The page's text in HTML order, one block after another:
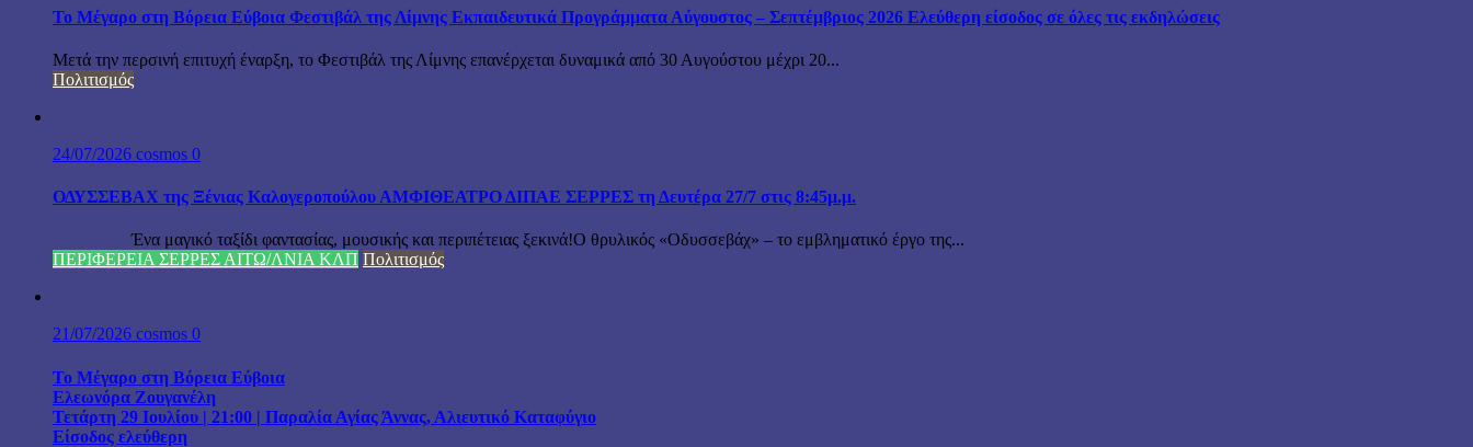
Το Μέγαρο στη Βόρεια Εύβοια Φεστιβάλ της Λίμνης Εκπαιδευτικά Προγράμματα Αύγουστος – Σεπτέμβριος 2026 Ελεύθερη είσοδος σε όλες τις εκδηλώσεις
Μετά την περσινή επιτυχή έναρξη, το Φεστιβάλ της Λίμνης επανέρχεται δυναμικά από 30 Αυγούστου μέχρι 20...
Πολιτισμός
24/07/2026 cosmos 0
ΟΔΥΣΣΕΒΑΧ της Ξένιας Καλογεροπούλου ΑΜΦΙΘΕΑΤΡΟ ΔΙΠΑΕ ΣΕΡΡΕΣ τη Δευτέρα 27/7 στις 8:45μ.μ.
Ένα μαγικό ταξίδι φαντασίας, μουσικής και περιπέτειας ξεκινά!Ο θρυλικός «Οδυσσεβάχ» – το εμβληματικό έργο της...
ΠΕΡΙΦΕΡΕΙΑ ΣΕΡΡΕΣ ΑΙΤΩ/ΛΝΙΑ ΚΛΠ Πολιτισμός
21/07/2026 cosmos 0
Το Μέγαρο στη Βόρεια Εύβοια
Ελεωνόρα Ζουγανέλη
Τετάρτη 29 Ιουλίου | 21:00 | Παραλία Αγίας Άννας, Αλιευτικό Καταφύγιο
Είσοδος ελεύθερη